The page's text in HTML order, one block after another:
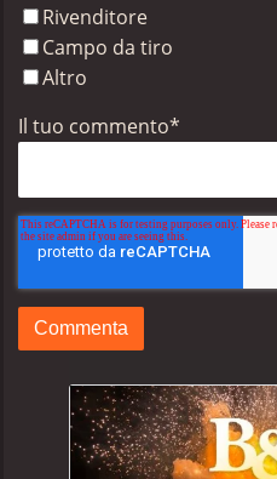
Rivenditore
Campo da tiro
Altro
Il tuo commento*